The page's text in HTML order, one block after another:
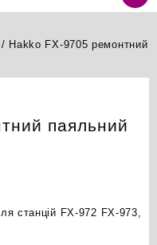
/ Hakko FX-9705 ремонтний
паяльний
станцій FX-972 FX-973,